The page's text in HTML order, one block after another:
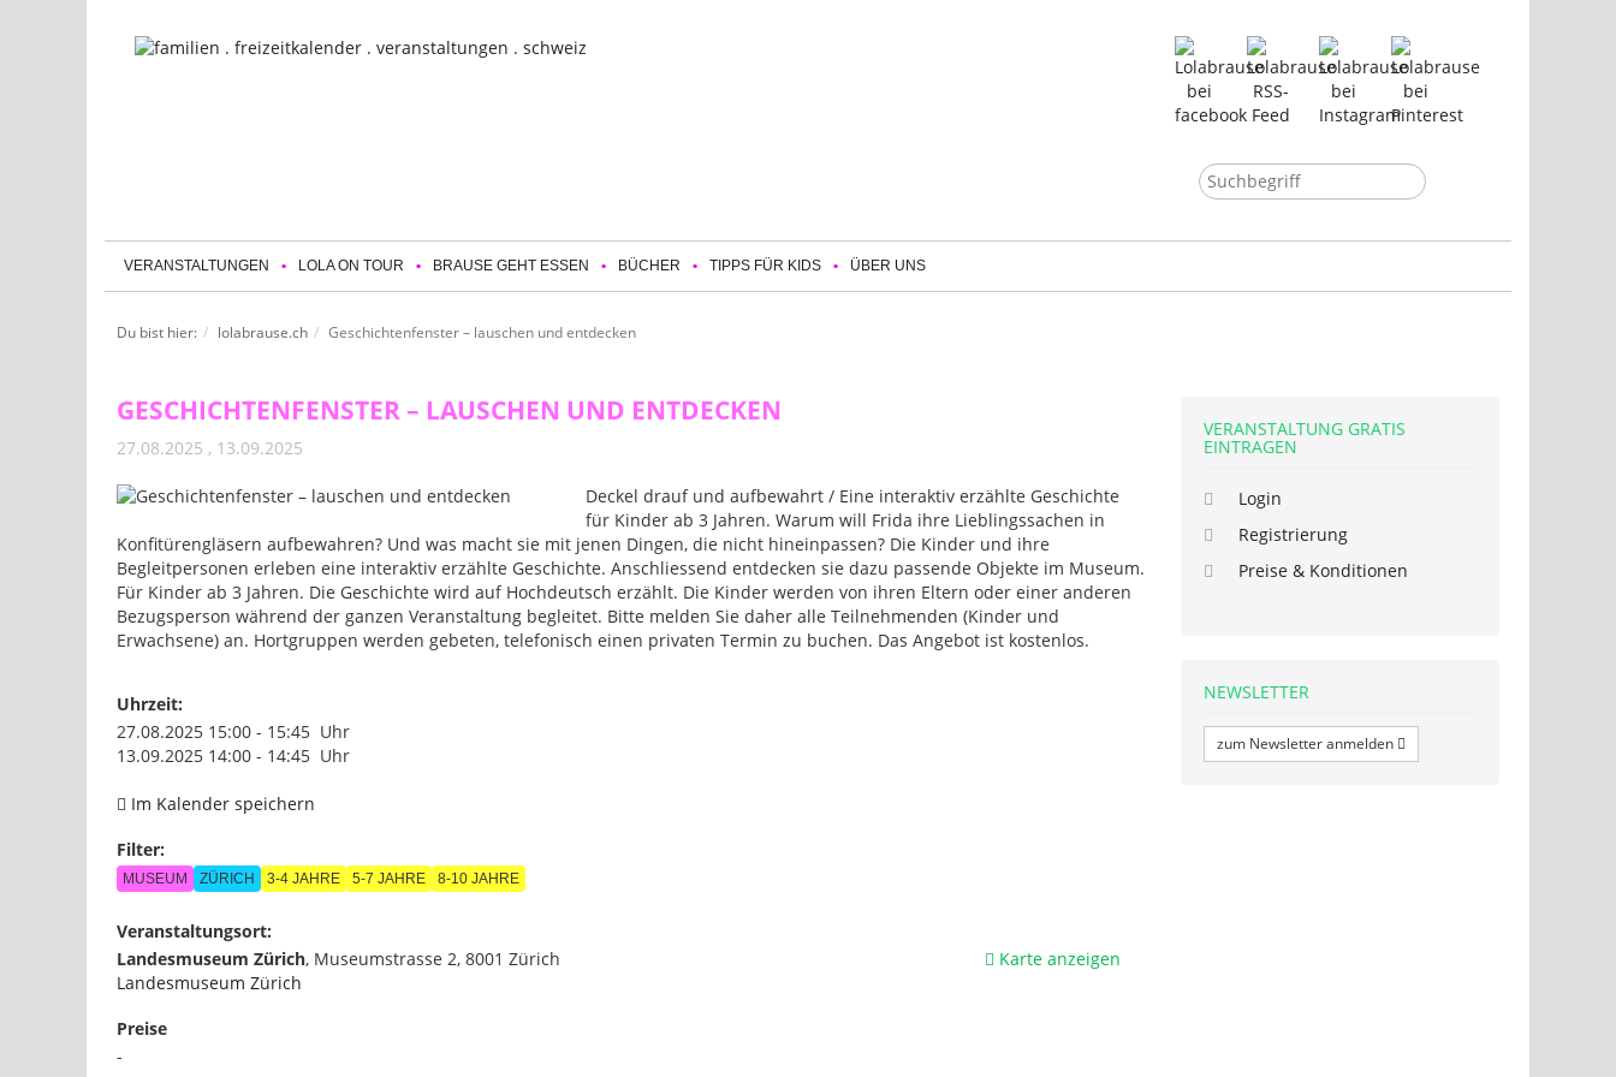
VERANSTALTUNGEN LOLA ON TOUR BRAUSE GEHT ESSEN BÜCHER TIPPS FÜR KIDS ÜBER UNS
Du bist hier: lolabrause.ch Geschichtenfenster – lauschen und entdecken
GESCHICHTENFENSTER – LAUSCHEN UND ENTDECKEN
27.08.2025 , 13.09.2025
Deckel drauf und aufbewahrt / Eine interaktiv erzählte Geschichte
für Kinder ab 3 Jahren. Warum will Frida ihre Lieblingssachen in
Konfitürengläsern aufbewahren? Und was macht sie mit jenen Dingen, die nicht hineinpassen? Die Kinder und ihre
Begleitpersonen erleben eine interaktiv erzählte Geschichte. Anschliessend entdecken sie dazu passende Objekte im Museum.
Für Kinder ab 3 Jahren. Die Geschichte wird auf Hochdeutsch erzählt. Die Kinder werden von ihren Eltern oder einer anderen
Bezugsperson während der ganzen Veranstaltung begleitet. Bitte melden Sie daher alle Teilnehmenden (Kinder und
Erwachsene) an. Hortgruppen werden gebeten, telefonisch einen privaten Termin zu buchen. Das Angebot ist kostenlos.
Uhrzeit:
27.08.2025 15:00 - 15:45 Uhr
13.09.2025 14:00 - 14:45 Uhr
Im Kalender speichern
Filter:
MUSEUM ZÜRICH 3-4 JAHRE 5-7 JAHRE 8-10 JAHRE
Veranstaltungsort:
Karte anzeigen
Landesmuseum Zürich, Museumstrasse 2, 8001 Zürich
Landesmuseum Zürich
Preise
-
VERANSTALTUNG GRATIS
EINTRAGEN
Login
Registrierung
Preise & Konditionen
NEWSLETTER
zum Newsletter anmelden